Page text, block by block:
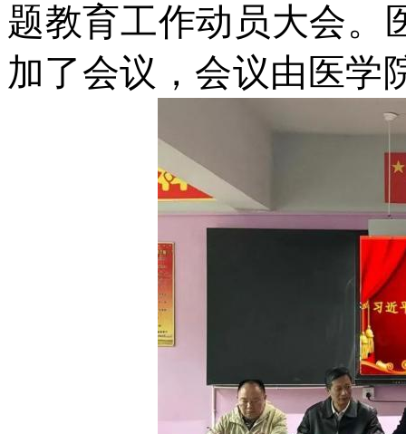
题教育工作动员大会。
加了会议，会议由医学